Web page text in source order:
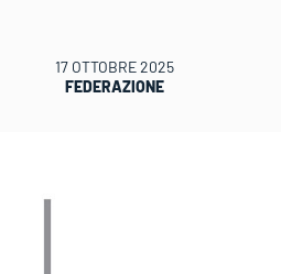
17 OTTOBRE 2025
FEDERAZIONE